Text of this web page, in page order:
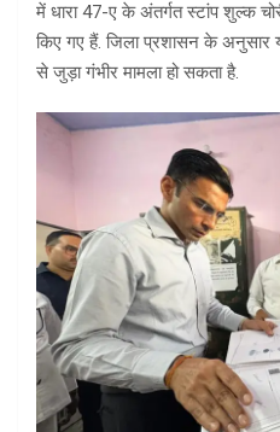
में धारा 47-ए के अंतर्गत स्टांप शुल्क
किए गए हैं. जिला प्रशासन के अनुसार
से जुड़ा गंभीर मामला हो सकता है.